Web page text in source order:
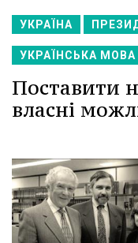
УКРАЇНА
УКРАЇНСЬКА МОВА
Поставити
власні